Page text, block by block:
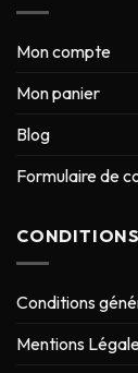
Mon compte
Mon panier
Blog
Formulaire de
CONDITIONS
Conditions
Mentions